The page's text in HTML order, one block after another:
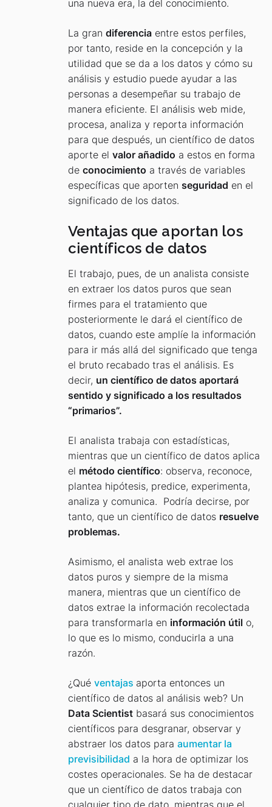
una nueva era, la del conocimiento.
La gran diferencia entre estos perfiles,
por tanto, reside en la concepción y la
utilidad que se da a los datos y cómo su
análisis y estudio puede ayudar a las
personas a desempeñar su trabajo de
manera eficiente. El análisis web mide,
procesa, analiza y reporta información
para que después, un científico de datos
aporte el valor añadido a estos en forma
de conocimiento a través de variables
específicas que aporten seguridad en el
significado de los datos.
Ventajas que aportan los
científicos de datos
El trabajo, pues, de un analista consiste
en extraer los datos puros que sean
firmes para el tratamiento que
posteriormente le dará el científico de
datos, cuando este amplíe la información
para ir más allá del significado que tenga
el bruto recabado tras el análisis. Es
decir, un científico de datos aportará
sentido y significado a los resultados
“primarios”.
El analista trabaja con estadísticas,
mientras que un científico de datos aplica
el método científico: observa, reconoce,
plantea hipótesis, predice, experimenta,
analiza y comunica. Podría decirse, por
tanto, que un científico de datos resuelve
problemas.
Asimismo, el analista web extrae los
datos puros y siempre de la misma
manera, mientras que un científico de
datos extrae la información recolectada
para transformarla en información útil o,
lo que es lo mismo, conducirla a una
razón.
¿Qué ventajas aporta entonces un
científico de datos al análisis web? Un
Data Scientist basará sus conocimientos
científicos para desgranar, observar y
abstraer los datos para aumentar la
previsibilidad a la hora de optimizar los
costes operacionales. Se ha de destacar
que un científico de datos trabaja con
cualquier tipo de dato, mientras que el